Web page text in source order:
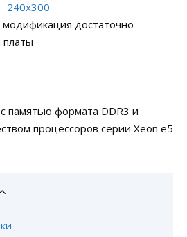
достаточно
платы
памятью формата DDR3 и
процессоров серии Xeon e5